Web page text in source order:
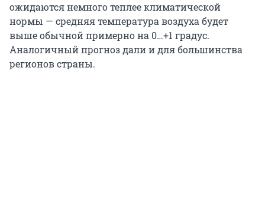
ожидаются немного теплее климатической
нормы — средняя температура воздуха будет
выше обычной примерно на 0…+1 градус.
Аналогичный прогноз дали и для большинства
регионов страны.